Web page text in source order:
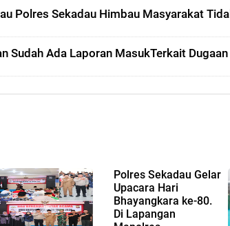
Polres Sekadau Himbau Masyarakat
Sudah Ada Laporan MasukTerkait
Polres Sekadau Gelar
Upacara Hari
Bhayangkara ke-80.
Di Lapangan